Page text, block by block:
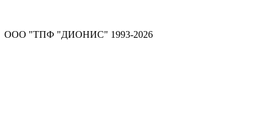
ООО "ТПФ "ДИОНИС" 1993-2026